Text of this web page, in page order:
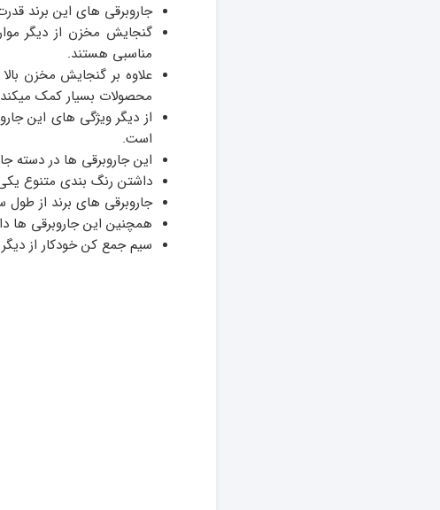
جاروبرقی های این برند
گنجایش مخزن از دیگر
مناسبی هستند.
علاوه بر گنجایش مخزن
محصولات بسیار کمک
از دیگر ویژگی های این
است.
این جاروبرقی ها در دسته
داشتن رنگ بندی متنوع یکی
جاروبرقی های برند از طول
همچنین این جاروبرقی ها
سیم جمع کن خودکار از